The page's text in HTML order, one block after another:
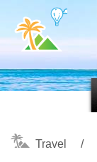
Travel